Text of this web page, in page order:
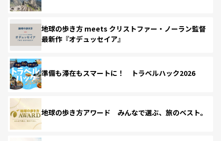
地球の歩き方 meets クリストファー・ノーラン監督
最新作『オデュッセイア』
準備も滞在もスマートに！ トラベルハック2026
地球の歩き方アワード みんなで選ぶ、旅のベスト。